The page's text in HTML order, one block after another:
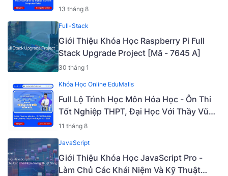
13 tháng 8
Full-Stack
Giới Thiệu Khóa Học Raspberry Pi Full
Stack Upgrade Project [Mã - 7645 A]
30 tháng 1
Khóa Học Online EduMalls
Full Lộ Trình Học Môn Hóa Học - Ôn Thi
Tốt Nghiệp THPT, Đại Học Với Thầy Vũ
Khắc Ngọc 2K5 - 2023 | Mã: 9009
11 tháng 8
JavaScript
Giới Thiệu Khóa Học JavaScript Pro -
Làm Chủ Các Khái Niệm Và Kỹ Thuật